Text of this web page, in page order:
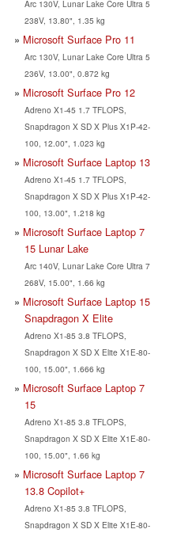
Arc 130V, Lunar Lake Core Ultra 5
238V, 13.80", 1.35 kg
Microsoft Surface Pro 11
Arc 130V, Lunar Lake Core Ultra 5
236V, 13.00", 0.872 kg
Microsoft Surface Pro 12
Adreno X1-45 1.7 TFLOPS,
Snapdragon X SD X Plus X1P-42-
100, 12.00", 1.023 kg
Microsoft Surface Laptop 13
Adreno X1-45 1.7 TFLOPS,
Snapdragon X SD X Plus X1P-42-
100, 13.00", 1.218 kg
Microsoft Surface Laptop 7
15 Lunar Lake
Arc 140V, Lunar Lake Core Ultra 7
268V, 15.00", 1.66 kg
Microsoft Surface Laptop 15
Snapdragon X Elite
Adreno X1-85 3.8 TFLOPS,
Snapdragon X SD X Elite X1E-80-
100, 15.00", 1.666 kg
Microsoft Surface Laptop 7
15
Adreno X1-85 3.8 TFLOPS,
Snapdragon X SD X Elite X1E-80-
100, 15.00", 1.66 kg
Microsoft Surface Laptop 7
13.8 Copilot+
Adreno X1-85 3.8 TFLOPS,
Snapdragon X SD X Elite X1E-80-